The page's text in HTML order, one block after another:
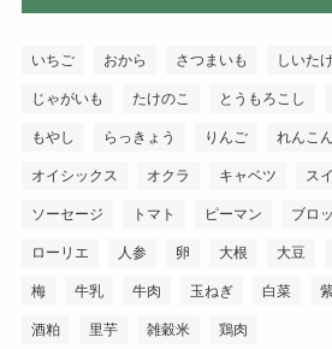
いちご おから さつまいも しいたけ
じゃがいも たけのこ とうもろこし
もやし らっきょう りんご れんこん
オイシックス オクラ キャベツ ス
ソーセージ トマト ピーマン ブロ
ローリエ 人参 卵 大根 大豆
梅 牛乳 牛肉 玉ねぎ 白菜
酒粕 里芋 雑穀米 鶏肉